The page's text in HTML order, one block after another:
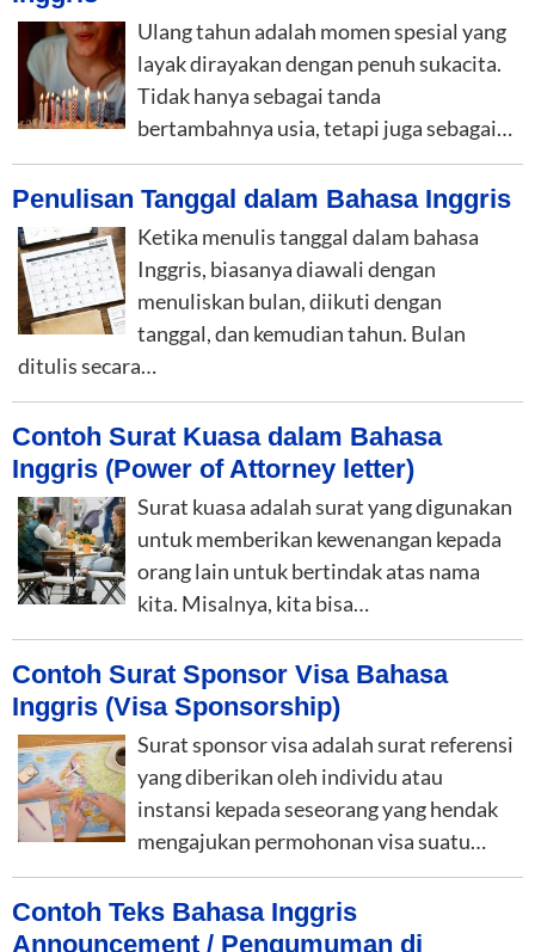
Ulang tahun adalah momen spesial yang
layak dirayakan dengan penuh sukacita.
Tidak hanya sebagai tanda
bertambahnya usia, tetapi juga sebagai…
Penulisan Tanggal dalam Bahasa Inggris
Ketika menulis tanggal dalam bahasa
Inggris, biasanya diawali dengan
menuliskan bulan, diikuti dengan
tanggal, dan kemudian tahun. Bulan
ditulis secara…
Contoh Surat Kuasa dalam Bahasa
Inggris (Power of Attorney letter)
Surat kuasa adalah surat yang digunakan
untuk memberikan kewenangan kepada
orang lain untuk bertindak atas nama
kita. Misalnya, kita bisa…
Contoh Surat Sponsor Visa Bahasa
Inggris (Visa Sponsorship)
Surat sponsor visa adalah surat referensi
yang diberikan oleh individu atau
instansi kepada seseorang yang hendak
mengajukan permohonan visa suatu…
Contoh Teks Bahasa Inggris
Announcement / Pengumuman di